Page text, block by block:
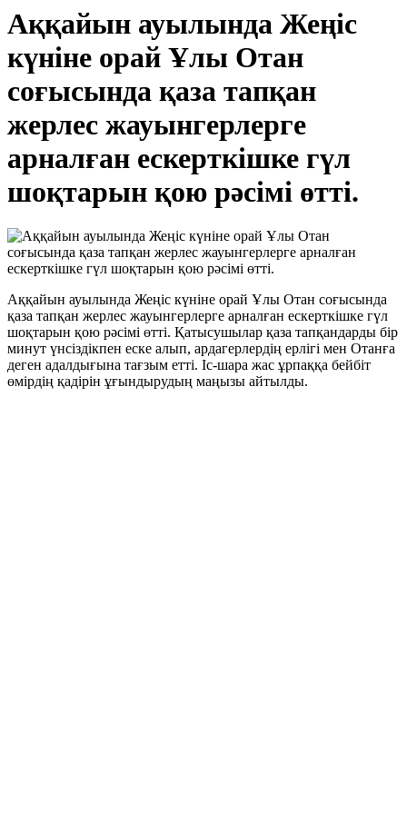
Аққайын ауылында Жеңіс
күніне орай Ұлы Отан
соғысында қаза тапқан
жерлес жауынгерлерге
арналған ескерткішке гүл
шоқтарын қою рәсімі өтті.
Аққайын ауылында Жеңіс күніне орай Ұлы Отан соғысында
қаза тапқан жерлес жауынгерлерге арналған ескерткішке гүл
шоқтарын қою рәсімі өтті. Қатысушылар қаза тапқандарды бір
минут үнсіздікпен еске алып, ардагерлердің ерлігі мен Отанға
деген адалдығына тағзым етті. Іс-шара жас ұрпаққа бейбіт
өмірдің қадірін ұғындырудың маңызы айтылды.